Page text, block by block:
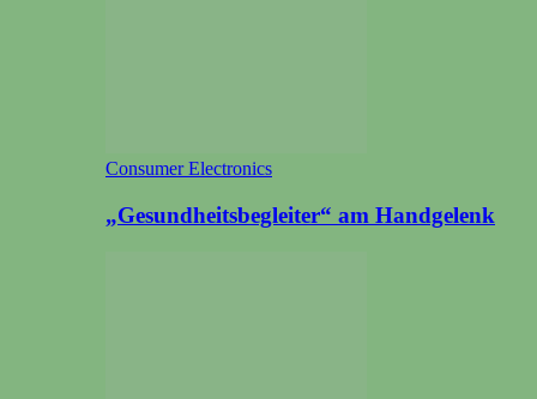
Consumer Electronics
„Gesundheitsbegleiter“ am Handgelenk